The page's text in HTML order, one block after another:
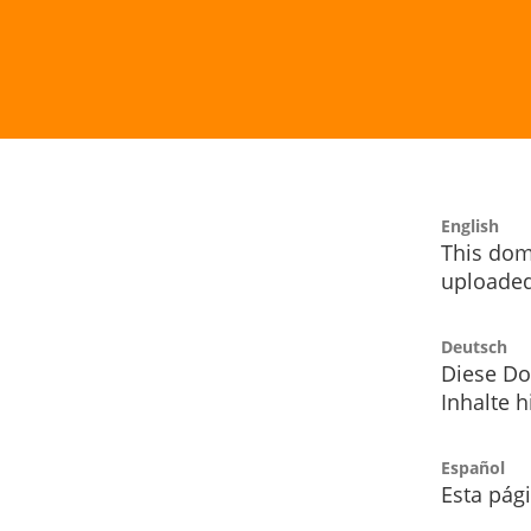
English
This
Deutsch
Diese
Inhalte
Español
Esta